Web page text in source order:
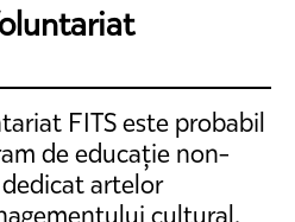
FITS este probabil
de educație non-
artelor
cultural,